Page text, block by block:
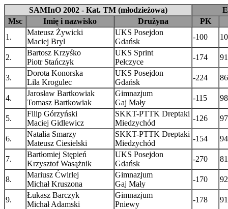
SAMInO 2002 - Kat. TM (młodzieżowa)
Msc
Imię i nazwisko Drużyna
PK
1.
Mateusz Żywicki
Maciej Bryl
UKS Posejdon
Gdańsk
-100
2.
Bartosz Krzyśko
Piotr Stańczyk
UKS Sprint
Pełczyce
-174
3.
Dorota Konorska
Lila Krogulec
UKS Posejdon
Gdańsk
-224
4.
Jarosław Bartkowiak
Tomasz Bartkowiak
Gimnazjum
Gaj Mały
-115
5.
Filip Górzyński
Maciej Gidlewicz
SKKT-PTTK Dreptaki
Miedzychód
-126
6.
Natalia Smarzy
Mateusz Ciesielski
SKKT-PTTK Dreptaki
Miedzychód
-154
7.
Bartłomiej Stępień
Krzysztof Wasążnik
UKS Posejdon
Gdańsk
-270
8.
Mariusz Ćwirlej
Michał Kruszona
Gimnazjum
Gaj Mały
-170
9.
Łukasz Barczyk
Michał Adamski
Gimnazjum
Pniewy
-178